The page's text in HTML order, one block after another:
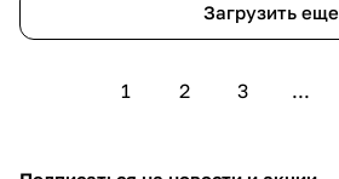
Загрузить еще
1 2 3 ...